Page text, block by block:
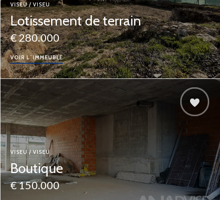
VISEU / VISEU
Lotissement de terrain
€ 280.000
VOIR L´IMMEUBLE
VISEU / VISEU
Boutique
€ 150.000